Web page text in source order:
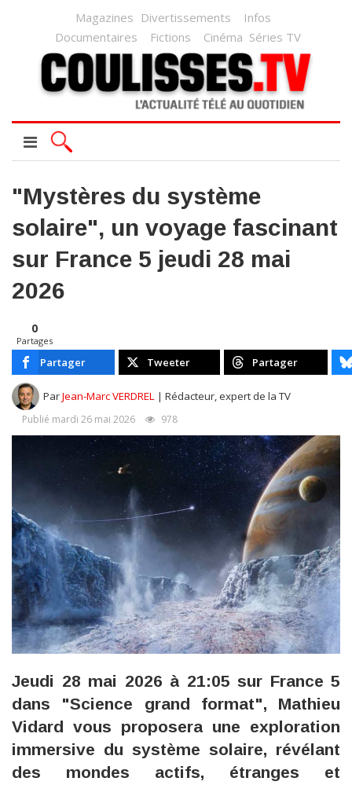
Magazines Divertissements
Infos
Documentaires
Fictions Cinéma Séries TV
"Mystères du système
solaire", un voyage fascinant
sur France 5 jeudi 28 mai
2026
0
Partages
Partager Tweeter Partager
ParJean-Marc VERDREL | Rédacteur, expert de la TV
Publié mardi 26 mai 2026 978
Jeudi 28 mai 2026 à 21:05 sur France 5
dans "Science grand format", Mathieu
Vidard vous proposera une exploration
immersive du système solaire, révélant
des mondes actifs, étranges et